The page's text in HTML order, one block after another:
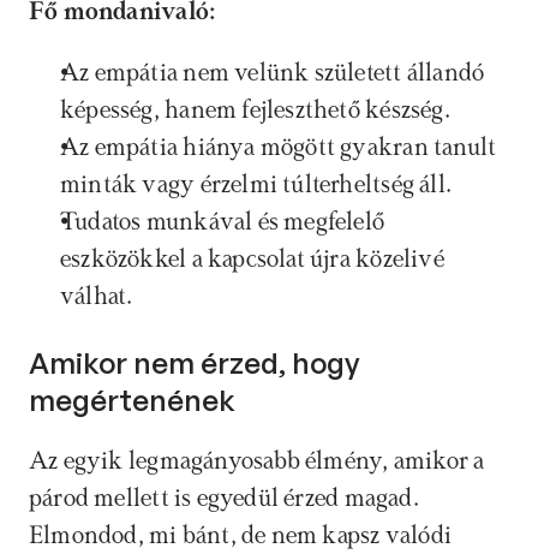
Fő mondanivaló:
Az empátia nem velünk született állandó
képesség, hanem fejleszthető készség.
Az empátia hiánya mögött gyakran tanult
minták vagy érzelmi túlterheltség áll.
Tudatos munkával és megfelelő
eszközökkel a kapcsolat újra közelivé
válhat.
Amikor nem érzed, hogy
megértenének
Az egyik legmagányosabb élmény, amikor a
párod mellett is egyedül érzed magad.
Elmondod, mi bánt, de nem kapsz valódi